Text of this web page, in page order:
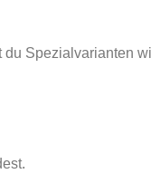
Spezialvarianten